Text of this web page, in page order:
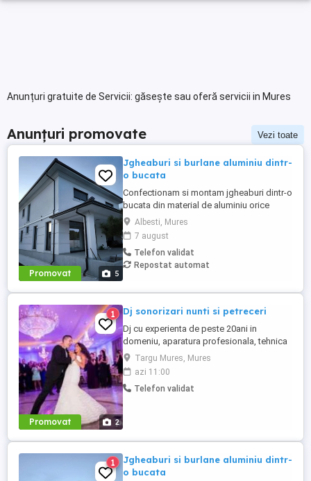
Anunțuri gratuite de Servicii: găsește sau oferă servicii in Mures
Anunțuri promovate Vezi toate
Promovat 5
Jgheaburi si burlane aluminiu dintr-
o bucata
Confectionam si montam jgheaburi dintr-o
bucata din material de aluminiu orice
lungime . Jgheabul se face la fata locului
dupa lungimea necesara. Avem diferite
dimensiuni si culori, astfel clientul poate
alege varianta potrivita pentru casa lui.
Suntem deschisi la colaborari pe termen
Albesti, Mures
7 august
Telefon validat
Repostat automat
Promovat 2
1 Dj sonorizari nunti si petreceri
Dj cu experienta de peste 20ani in
domeniu, aparatura profesionala, tehnica
lumini si lasere, sonorizez nunti si
petreceri, apelati cu incredere.
Targu Mures, Mures
azi 11:00
Telefon validat
1
Jgheaburi si burlane aluminiu dintr-
o bucata